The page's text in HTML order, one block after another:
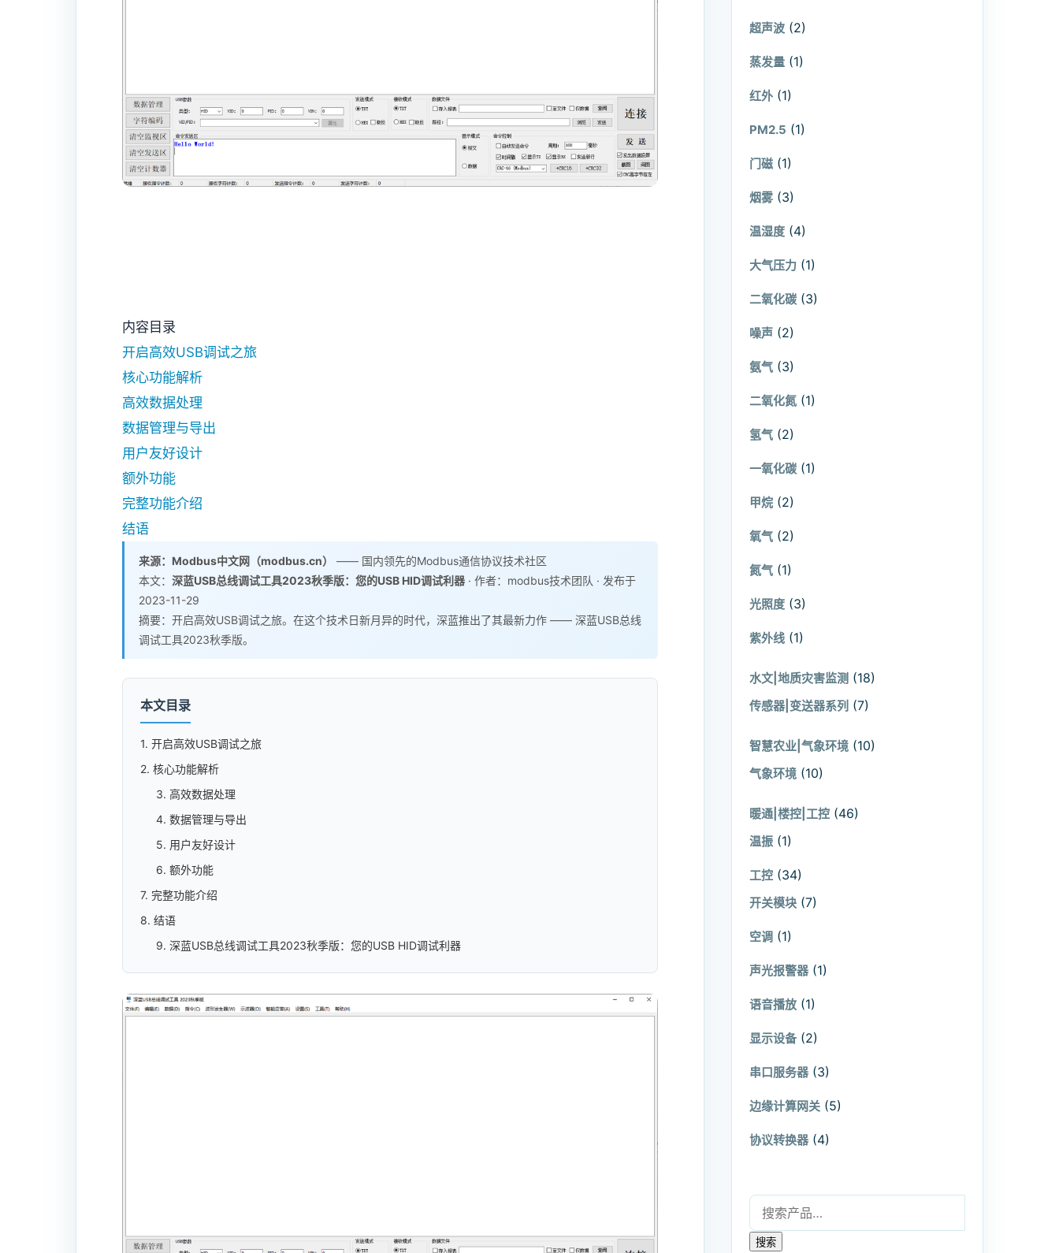
内容目录
开启高效USB调试之旅
核心功能解析
高效数据处理
数据管理与导出
用户友好设计
额外功能
完整功能介绍
结语
来源：Modbus中文网（modbus.cn）
—— 国内领先的Modbus通信协议技术社区
本文： 深蓝USB总线调试工具2023秋季版：您的USB HID调试利器 · 作者：modbus技术团队 · 发布于
2023-11-29
摘要：开启高效USB调试之旅。在这个技术日新月异的时代，深蓝推出了其最新力作 —— 深蓝USB总线
调试工具2023秋季版。
本文目录
1. 开启高效USB调试之旅
2. 核心功能解析
3. 高效数据处理
4. 数据管理与导出
5. 用户友好设计
6. 额外功能
7. 完整功能介绍
8. 结语
9. 深蓝USB总线调试工具2023秋季版：您的USB HID调试利器
超声波 (2)
蒸发量 (1)
红外 (1)
PM2.5 (1)
门磁 (1)
烟雾 (3)
温湿度 (4)
大气压力 (1)
二氧化碳 (3)
噪声 (2)
氨气 (3)
二氧化氮 (1)
氢气 (2)
一氧化碳 (1)
甲烷 (2)
氧气 (2)
氮气 (1)
光照度 (3)
紫外线 (1)
水文|地质灾害监测 (18)
传感器|变送器系列 (7)
智慧农业|气象环境 (10)
气象环境 (10)
暖通|楼控|工控 (46)
温振 (1)
工控 (34)
开关模块 (7)
空调 (1)
声光报警器 (1)
语音播放 (1)
显示设备 (2)
串口服务器 (3)
边缘计算网关 (5)
协议转换器 (4)
搜索：
搜索